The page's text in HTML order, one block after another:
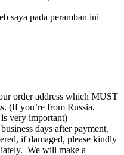
saya pada peramban ini
order address which MUST
(If you’re from Russia,
very important)
days after payment.
if damaged, please kindly
We will make a